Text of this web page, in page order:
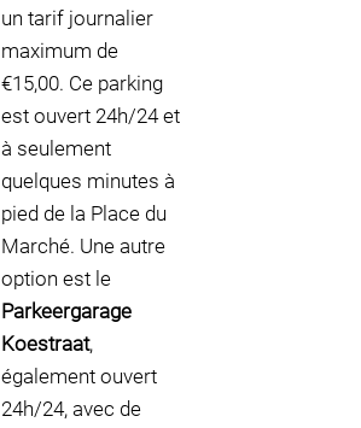
un tarif journalier
maximum de
€15,00. Ce parking
est ouvert 24h/24 et
à seulement
quelques minutes à
pied de la Place du
Marché. Une autre
option est le
Parkeergarage
Koestraat,
également ouvert
24h/24, avec de